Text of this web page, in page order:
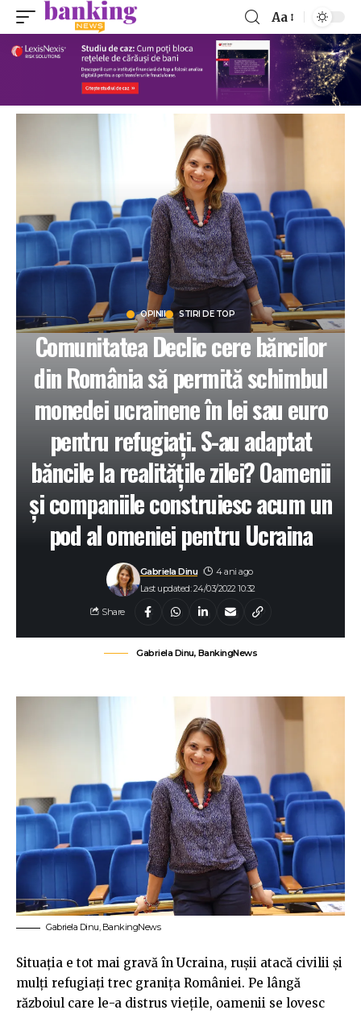
Aa
OPINII STIRI DE TOP
Comunitatea Declic cere băncilor
din România să permită schimbul
monedei ucrainene în lei sau euro
pentru refugiați. S-au adaptat
băncile la realitățile zilei? Oamenii
și companiile construiesc acum un
pod al omeniei pentru Ucraina
Last updated: 24/03/2022 10:32
Gabriela Dinu 4 ani ago
Share
Gabriela Dinu, BankingNews
Gabriela Dinu, BankingNews
Situația e tot mai gravă în Ucraina, rușii atacă civilii și
mulți refugiați trec granița României. Pe lângă
războiul care le-a distrus viețile, oamenii se lovesc